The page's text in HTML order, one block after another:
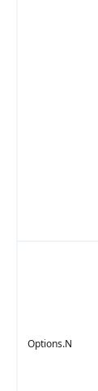
Options.N